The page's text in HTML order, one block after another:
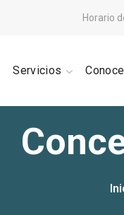
Horario
Servicios